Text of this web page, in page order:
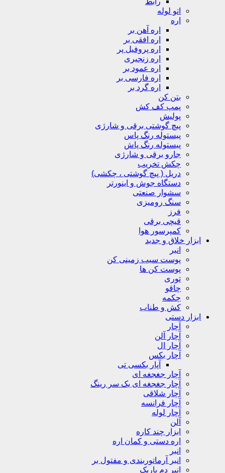
اتو لوله
اره
اره آهن بر
اره افقی بر
اره پروفیل پر
اره زنجیری
اره عمود بر
اره فارسی بر
اره گرد بر
بتن کن
پمپ کف کش
پولیش
پیچ گوشتی برقی و شارژی
پیستوله رنگ پاس
پیستوله رنگ پاش
جارو برقی و شارژی
چکش تخریب
دریل ( پیچ گوشتی ، چکشی)
دستگاه جوش و اینورتر
سشوار صنعتی
سنگ رومیزی
فرز
قیچی برقی
کمپرسور هوا
ابزار خلاق و جدید
انبر
پوست سیب زمینی کن
پوست کن ها
توری
چاقو
چکمه
کش و طناب
ابزار دستی
آچار
آچار آلن
آچار ال
آچار بکس
آپار بکسی تی
آچار جغجغه ای
آچار جغجغه ای یک سر رینگ
آچار شلاقی
آچار فرانسه
آچار لوله
آلن
ابزار چند کاره
اره دستی و کمان اره
انبر
انبر آرماتوربندی و مفتول بر
انبر دم باریک